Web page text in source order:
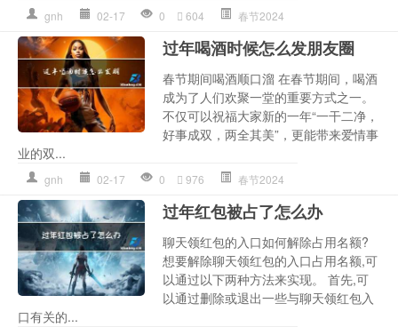
gnh 02-17 0 604 春节2024
过年喝酒时候怎么发朋友圈
春节期间喝酒顺口溜 在春节期间，喝酒
成为了人们欢聚一堂的重要方式之一。
不仅可以祝福大家新的一年“一干二净，
好事成双，两全其美”，更能带来爱情事
业的双...
gnh 02-17 0 976 春节2024
过年红包被占了怎么办
聊天领红包的入口如何解除占用名额?
想要解除聊天领红包的入口占用名额,可
以通过以下两种方法来实现。 首先,可
以通过删除或退出一些与聊天领红包入
口有关的...